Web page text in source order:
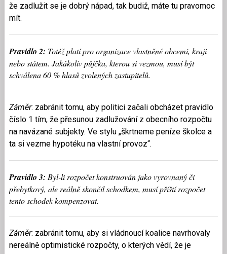
že zadlužit se je dobrý nápad, tak budiž, máte tu pravomoc
mít.
Pravidlo 2: Totéž platí pro organizace vlastněné obcemi, kraji
nebo státem. Jakákoliv půjčka, kterou si vezmou, musí být
schválena 60 % hlasů zvolených zastupitelů.
Záměr: zabránit tomu, aby politici začali obcházet pravidlo
číslo 1 tím, že přesunou zadlužování z obecního rozpočtu
na navázané subjekty. Ve stylu „škrtneme peníze školce a
ta si vezme hypotéku na vlastní provoz“.
Pravidlo 3: Byl-li rozpočet konstruován jako vyrovnaný či
přebytkový, ale reálně skončil schodkem, musí příští rozpočet
tento schodek kompenzovat.
Záměr: zabránit tomu, aby si vládnoucí koalice navrhovaly
nereálně optimistické rozpočty, o kterých vědí, že je